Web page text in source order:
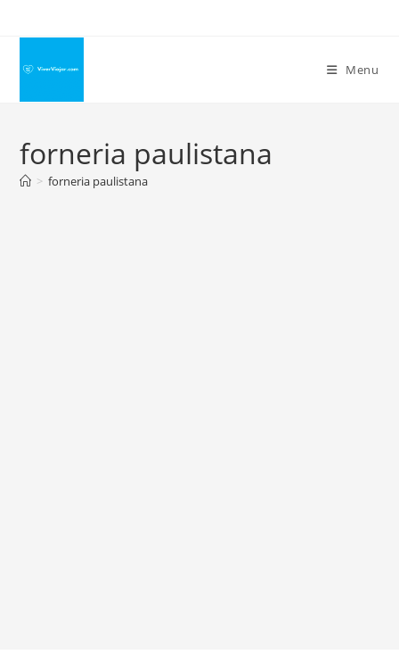
conteúdo
Menu
forneria paulistana
> forneria paulistana